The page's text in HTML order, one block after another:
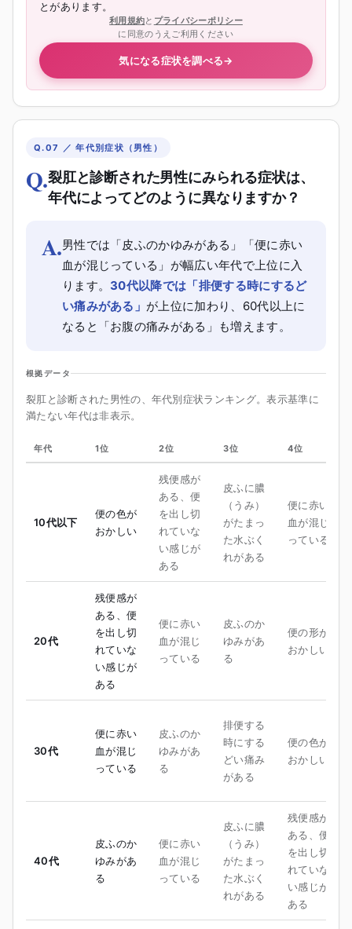
とがあります。
利用規約と プライバシーポリシー
に同意のうえご利用ください
気になる症状を調べる→
Q.07 ／ 年代別症状（男性）
Q.裂肛と診断された男性にみられる症状は、
年代によってどのように異なりますか？
A.男性では「皮ふのかゆみがある」「便に赤い
血が混じっている」が幅広い年代で上位に入
ります。 30代以降では「排便する時にするど
い痛みがある」 が上位に加わり、60代以上に
なると「お腹の痛みがある」も増えます。
根拠データ
裂肛と診断された男性の、年代別症状ランキング。表示基準に
満たない年代は非表示。
年代 1位 2位 3位 4位
10代以下
便の色が
おかしい
残便感が
ある、便
を出し切
れていな
い感じが
ある
皮ふに膿
（うみ）
がたまっ
た水ぶく
れがある
便に赤い
血が混じ
っている
20代
残便感が
ある、便
を出し切
れていな
い感じが
ある
便に赤い
血が混じ
っている
皮ふのか
ゆみがあ
る
便の形が
おかしい
30代
便に赤い
血が混じ
っている
皮ふのか
ゆみがあ
る
排便する
時にする
どい痛み
がある
便の色が
おかしい
40代
皮ふのか
ゆみがあ
る
便に赤い
血が混じ
っている
皮ふに膿
（うみ）
がたまっ
た水ぶく
れがある
残便感が
ある、便
を出し切
れていな
い感じが
ある